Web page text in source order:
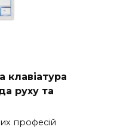
клавіатура
руху та
професій